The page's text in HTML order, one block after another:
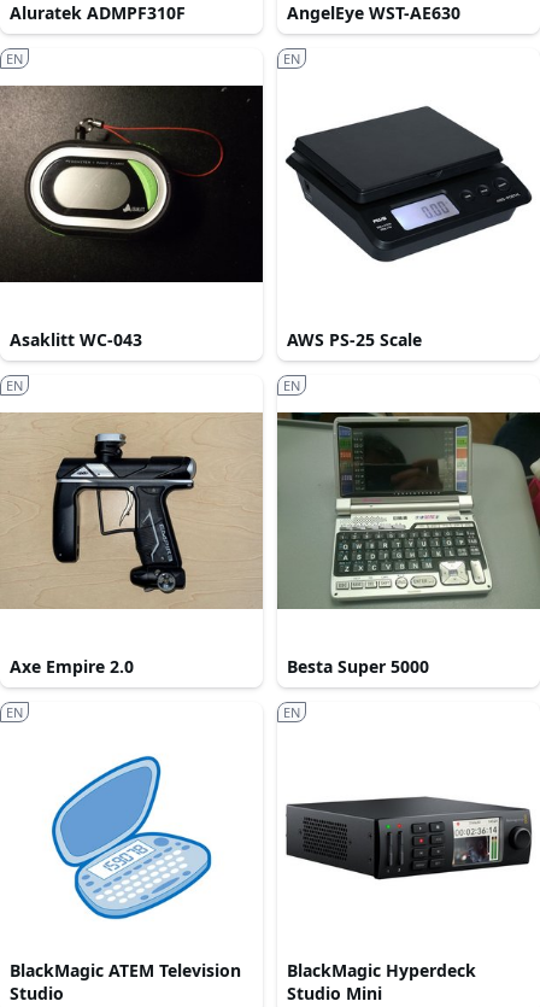
Aluratek ADMPF310F AngelEye WST-AE630
Asaklitt WC-043
EN
AWS PS-25 Scale
EN
Axe Empire 2.0
EN
Besta Super 5000
EN
BlackMagic ATEM Television
Studio
EN
BlackMagic Hyperdeck
Studio Mini
EN